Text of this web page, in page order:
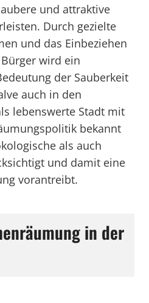
und attraktive
Durch gezielte
und das Einbeziehen
wird ein
der Sauberkeit
auch in den
lebenswerte Stadt mit
bekannt
als auch
und damit eine
vorantreibt.
in der